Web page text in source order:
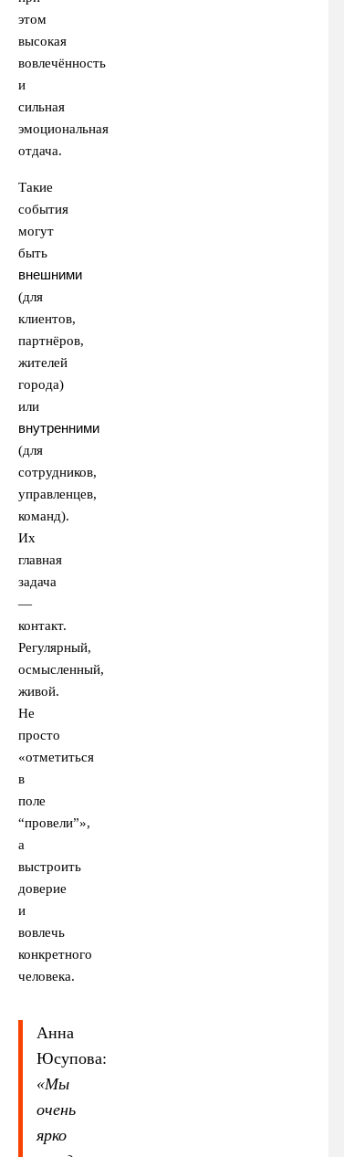
этом
высокая
вовлечённость
и
сильная
эмоциональная
отдача.
Такие
события
могут
быть
внешними
(для
клиентов,
партнёров,
жителей
города)
или
внутренними
(для
сотрудников,
управленцев,
команд).
Их
главная
задача
—
контакт.
Регулярный,
осмысленный,
живой.
Не
просто
«отметиться
в
поле
“провели”»,
а
выстроить
доверие
и
вовлечь
конкретного
человека.
Анна
Юсупова:
«Мы
очень
ярко